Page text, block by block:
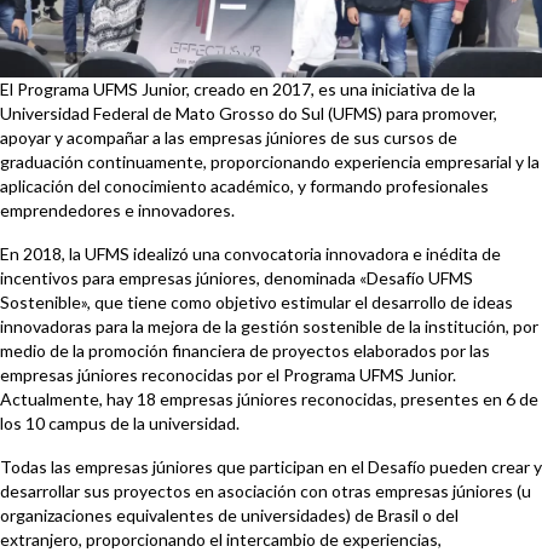
El Programa UFMS Junior, creado en 2017, es una iniciativa de la
Universidad Federal de Mato Grosso do Sul (UFMS) para promover,
apoyar y acompañar a las empresas júniores de sus cursos de
graduación continuamente, proporcionando experiencia empresarial y la
aplicación del conocimiento académico, y formando profesionales
emprendedores e innovadores.
En 2018, la UFMS idealizó una convocatoria innovadora e inédita de
incentivos para empresas júniores, denominada «Desafío UFMS
Sostenible», que tiene como objetivo estimular el desarrollo de ideas
innovadoras para la mejora de la gestión sostenible de la institución, por
medio de la promoción financiera de proyectos elaborados por las
empresas júniores reconocidas por el Programa UFMS Junior.
Actualmente, hay 18 empresas júniores reconocidas, presentes en 6 de
los 10 campus de la universidad.
Todas las empresas júniores que participan en el Desafío pueden crear y
desarrollar sus proyectos en asociación con otras empresas júniores (u
organizaciones equivalentes de universidades) de Brasil o del
extranjero, proporcionando el intercambio de experiencias,